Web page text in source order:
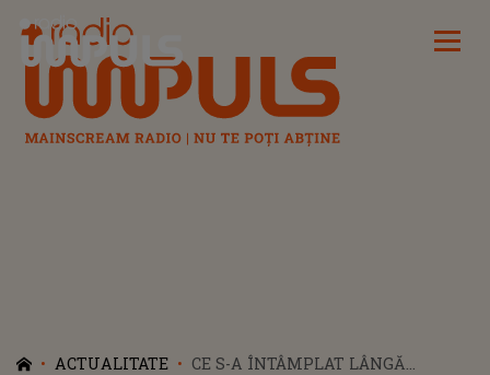
Radio Impuls
ACTUALITATE
CE S-A ÎNTÂMPLAT LÂNGĂ